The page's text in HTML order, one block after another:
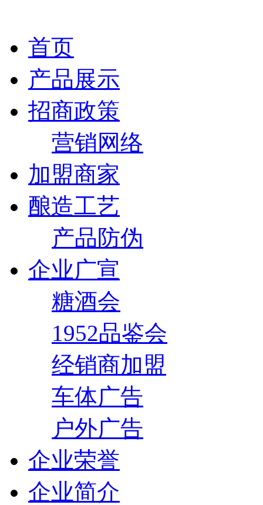
首页
产品展示
招商政策
营销网络
加盟商家
酿造工艺
产品防伪
企业广宣
糖酒会
1952品鉴会
经销商加盟
车体广告
户外广告
企业荣誉
企业简介